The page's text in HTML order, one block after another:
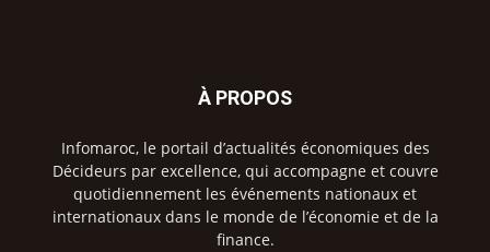
À PROPOS
Infomaroc, le portail d’actualités économiques des
Décideurs par excellence, qui accompagne et couvre
quotidiennement les événements nationaux et
internationaux dans le monde de l’économie et de la
finance.